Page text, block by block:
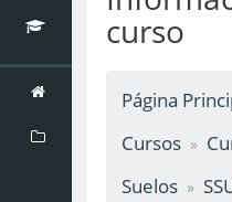
principalcurso
Página
Cursos
Suelos